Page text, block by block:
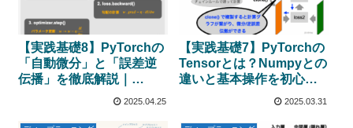
【実践基礎8】PyTorchの
「自動微分」と「誤差逆
伝播」を徹底解説｜
Tensorとoptimizerで学ぶ
2025.04.25
【実践基礎7】PyTorchの
Tensorとは？Numpyとの
違いと基本操作を初心者
2025.03.31